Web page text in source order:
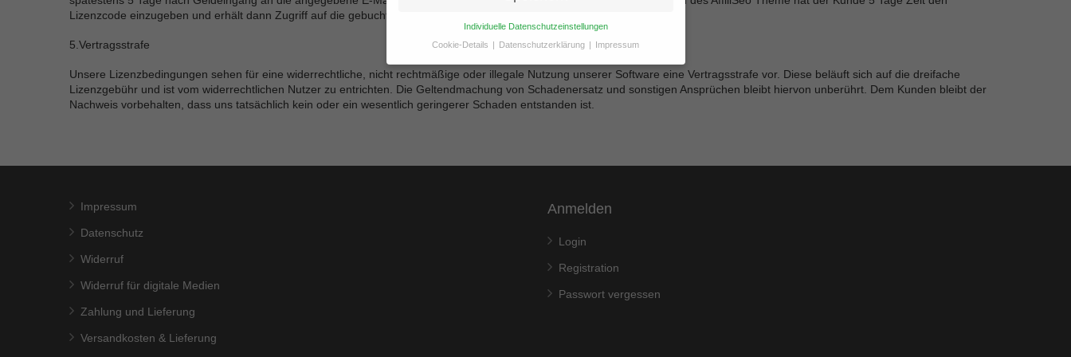
Lizenzcode einzugeben und erhält dann Zugriff auf die gebuchten Leistungen.
5.Vertragsstrafe
Unsere Lizenzbedingungen sehen für eine widerrechtliche, nicht rechtmäßige oder illegale Nutzung unserer Software eine Vertragsstrafe vor. Diese beläuft sich auf die dreifache
Lizenzgebühr und ist vom widerrechtlichen Nutzer zu entrichten. Die Geltendmachung von Schadenersatz und sonstigen Ansprüchen bleibt hiervon unberührt. Dem Kunden bleibt der
Nachweis vorbehalten, dass uns tatsächlich kein oder ein wesentlich geringerer Schaden entstanden ist.
Impressum
Datenschutz
Widerruf
Widerruf für digitale Medien
Zahlung und Lieferung
Versandkosten & Lieferung
Anmelden
Login
Registration
Passwort vergessen
Individuelle Datenschutzeinstellungen
Cookie-Details
Datenschutzerklärung Impressum
Datenschutzeinstellungen
Hier finden Sie eine Übersicht über alle verwendeten
Cookies. Sie können Ihre Einwilligung zu ganzen
und sind für die einwandfreie Funktion der Website